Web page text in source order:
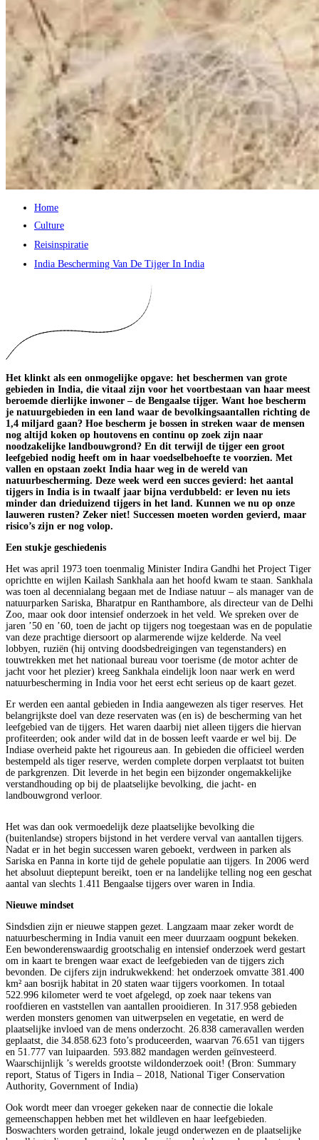
Home
Culture
Reisinspiratie
India Bescherming Van De Tijger In India
Het klinkt als een onmogelijke opgave: het beschermen van grote
gebieden in India, die vitaal zijn voor het voortbestaan van haar meest
beroemde dierlijke inwoner – de Bengaalse tijger. Want hoe bescherm
je natuurgebieden in een land waar de bevolkingsaantallen richting de
1,4 miljard gaan? Hoe bescherm je bossen in streken waar de mensen
nog altijd koken op houtovens en continu op zoek zijn naar
noodzakelijke landbouwgrond? En dit terwijl de tijger een groot
leefgebied nodig heeft om in haar voedselbehoefte te voorzien. Met
vallen en opstaan zoekt India haar weg in de wereld van
natuurbescherming. Deze week werd een succes gevierd: het aantal
tijgers in India is in twaalf jaar bijna verdubbeld: er leven nu iets
minder dan drieduizend tijgers in het land. Kunnen we nu op onze
lauweren rusten? Zeker niet! Successen moeten worden gevierd, maar
risico’s zijn er nog volop.
Een stukje geschiedenis
Het was april 1973 toen toenmalig Minister Indira Gandhi het Project Tiger
oprichtte en wijlen Kailash Sankhala aan het hoofd kwam te staan. Sankhala
was toen al decennialang begaan met de Indiase natuur – als manager van de
natuurparken Sariska, Bharatpur en Ranthambore, als directeur van de Delhi
Zoo, maar ook door intensief onderzoek in het veld. We spreken over de
jaren ’50 en ’60, toen de jacht op tijgers nog toegestaan was en de populatie
van deze prachtige diersoort op alarmerende wijze kelderde. Na veel
lobbyen, ruziën (hij ontving doodsbedreigingen van tegenstanders) en
touwtrekken met het nationaal bureau voor toerisme (de motor achter de
jacht voor het plezier) kreeg Sankhala eindelijk loon naar werk en werd
natuurbescherming in India voor het eerst echt serieus op de kaart gezet.
Er werden een aantal gebieden in India aangewezen als tiger reserves. Het
belangrijkste doel van deze reservaten was (en is) de bescherming van het
leefgebied van de tijgers. Het waren daarbij niet alleen tijgers die hiervan
profiteerden; ook ander wild dat in de bossen leeft vaarde er wel bij. De
Indiase overheid pakte het rigoureus aan. In gebieden die officieel werden
bestempeld als tiger reserve, werden complete dorpen verplaatst tot buiten
de parkgrenzen. Dit leverde in het begin een bijzonder ongemakkelijke
verstandhouding op bij de plaatselijke bevolking, die jacht- en
landbouwgrond verloor.
Het was dan ook vermoedelijk deze plaatselijke bevolking die
(buitenlandse) stropers bijstond in het verdere verval van aantallen tijgers.
Nadat er in het begin successen waren geboekt, verdween in parken als
Sariska en Panna in korte tijd de gehele populatie aan tijgers. In 2006 werd
het absoluut dieptepunt bereikt, toen er na landelijke telling nog een geschat
aantal van slechts 1.411 Bengaalse tijgers over waren in India.
Nieuwe mindset
Sindsdien zijn er nieuwe stappen gezet. Langzaam maar zeker wordt de
natuurbescherming in India vanuit een meer duurzaam oogpunt bekeken.
Een bewonderenswaardig grootschalig en intensief onderzoek werd gestart
om in kaart te brengen waar exact de leefgebieden van de tijgers zich
bevonden. De cijfers zijn indrukwekkend: het onderzoek omvatte 381.400
km² aan bosrijk habitat in 20 staten waar tijgers voorkomen. In totaal
522.996 kilometer werd te voet afgelegd, op zoek naar tekens van
roofdieren en vaststellen van aantallen prooidieren. In 317.958 gebieden
werden monsters genomen van uitwerpselen en vegetatie, en werd de
plaatselijke invloed van de mens onderzocht. 26.838 cameravallen werden
geplaatst, die 34.858.623 foto’s produceerden, waarvan 76.651 van tijgers
en 51.777 van luipaarden. 593.882 mandagen werden geïnvesteerd.
Waarschijnlijk ’s werelds grootste wildonderzoek ooit! (Bron: Summary
report, Status of Tigers in India – 2018, National Tiger Conservation
Authority, Government of India)
Ook wordt meer dan vroeger gekeken naar de connectie die lokale
gemeenschappen hebben met het wildleven en haar leefgebieden.
Boswachters worden getraind, lokale jeugd onderwezen en de plaatselijke